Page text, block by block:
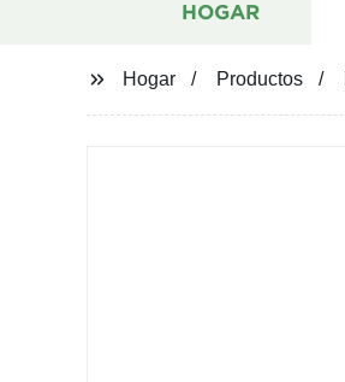
HOGAR
Hogar Productos